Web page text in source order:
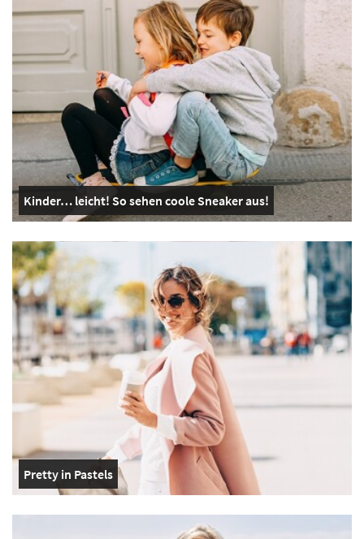
Kinder… leicht! So sehen coole Sneaker aus!
Pretty in Pastels